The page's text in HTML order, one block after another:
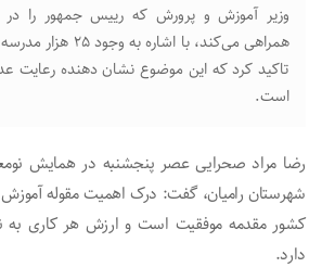
وزیر آموزش و پرورش که رییس جمهور را
همراهی می‌کند، با
تاکید کرد که این موضوع نشان دهنده رعایت
است.
رضا مراد صحرایی عصر پنجشنبه در همایش
شهرستان رامیان، گفت: درک اهمیت مقوله
کشور مقدمه موفقیت است و ارزش هر کاری به
دارد.